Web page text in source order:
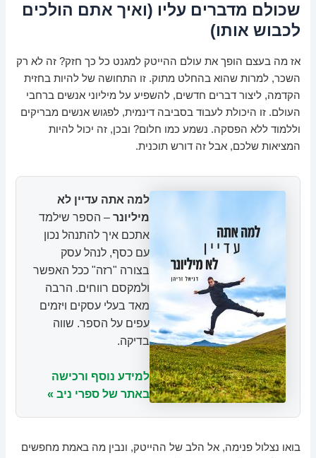
שכולם מדברים עליו (ואיך אתם הולכים
לכבוש אותו)
אז מה בעצם הופך את עולם ההייטק למגנט כל כך חזק? זה לא רק
השכר, למרות שהוא בהחלט מתוק. זו התחושה של להיות בחזית
הקדמה, ליצור דברים חדשים, להשפיע על מיליוני אנשים ברחבי
העולם. זו היכולת לעבוד בסביבה דינמית, לפגוש אנשים מבריקים
וללמוד ללא הפסקה. נשמע כמו חלום? ובכן, זה יכול להיות
המציאות שלכם, אבל זה דורש תוכנית.
למה אתה עדיין לא
מיליונר – הספר שילמד
אתכם איך להתנהל נכון
עם כסף, לנהל עסק
בצורה "רזה" ככל האפשר
ולמקסם רווחים. הרבה
מאד בעלי עסקים ויזמים
עפים על הספר. שווה
בדיקה.
למידע נוסף ורכישה
באתר של ספרי ניב »
בואו נצלול פנימה, אל הלב של ההייטק, ונבין מה באמת מחפשים